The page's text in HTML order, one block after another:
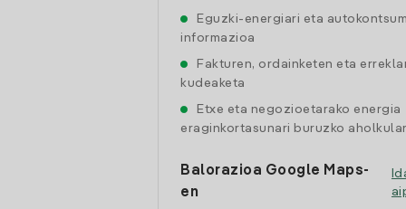
Eguzki-energiari eta
informazioa
Fakturen, ordainketen eta
kudeaketa
Etxe eta negozioetarako energia
eraginkortasunari buruzko
Balorazioa Google Maps-
en